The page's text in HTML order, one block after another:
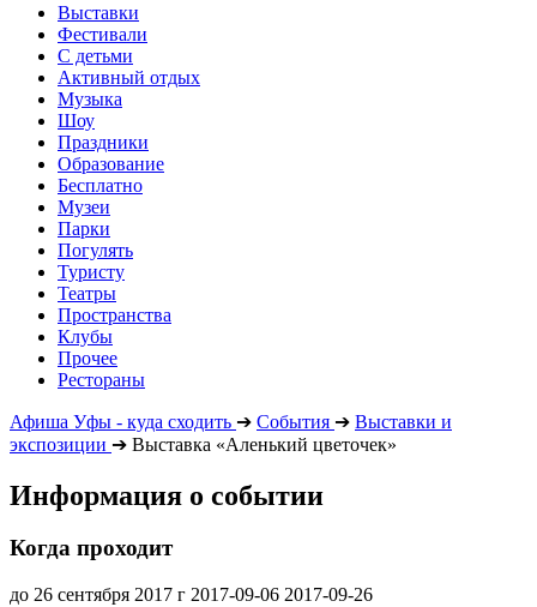
Выставки
Фестивали
С детьми
Активный отдых
Музыка
Шоу
Праздники
Образование
Бесплатно
Музеи
Парки
Погулять
Туристу
Театры
Пространства
Клубы
Прочее
Рестораны
Афиша Уфы - куда сходить ➔ События ➔ Выставки и
экспозиции ➔ Выставка «Аленький цветочек»
Информация о событии
Когда проходит
до 26 сентября 2017 г 2017-09-06 2017-09-26